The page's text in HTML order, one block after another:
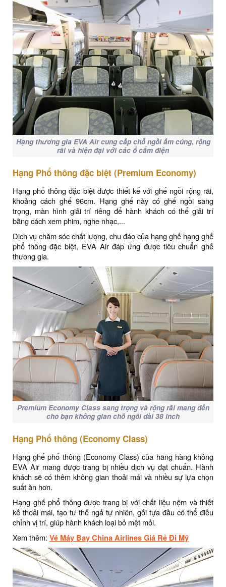
Hạng thương gia EVA Air cung cấp chỗ ngồi ấm cúng, rộng
rãi và hiện đại với các ổ cắm điện
Hạng Phổ thông đặc biệt (Premium Economy)
Hạng phổ thông đặc biệt được thiết kế với ghế ngồi rộng rãi,
khoảng cách ghế 96cm. Hạng ghế này có ghế ngồi sang
trọng, màn hình giải trí riêng để hành khách có thể giải trí
bằng cách xem phim, nghe nhạc,...
Dịch vụ chăm sóc chất lượng, chu đáo của hạng ghế hạng ghế
phổ thông đặc biệt, EVA Air đáp ứng được tiêu chuẩn ghế
thương gia.
Premium Economy Class sang trọng và rộng rãi mang đến
cho bạn không gian chỗ ngồi dài 38 inch
Hạng Phổ thông (Economy Class)
Hạng ghế phổ thông (Economy Class) của hãng hàng không
EVA Air mang được trang bị nhiều dịch vụ đạt chuẩn. Hành
khách sẽ có thêm không gian thoải mái và nhiều sự lựa chọn
suất ăn hơn.
Hạng ghế phổ thông được trang bị với chất liệu nệm và thiết
kế thoải mái, tạo tư thế ngả tự nhiên, gối tựa đầu có thể điều
chỉnh vị trí, giúp hành khách loại bỏ mệt mỏi.
Xem thêm: Vé Máy Bay China Airlines Giá Rẻ Đi Mỹ